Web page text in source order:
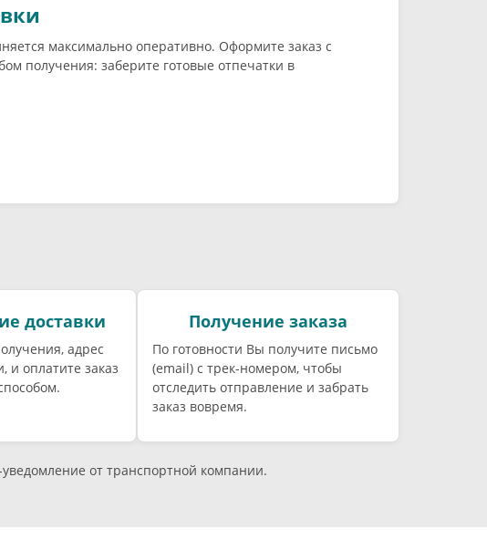
максимально оперативно. Оформите заказ с
получения: заберите готовые отпечатки в
доставки
адрес
и оплатите заказ
Получение заказа
По готовности Вы получите письмо
(email) c трек-номером, чтобы
отследить отправление и забрать
заказ вовремя.
от транспортной компании.